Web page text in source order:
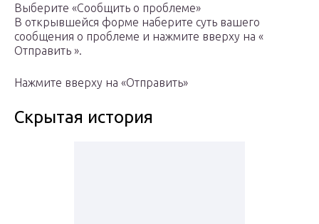
Выберите «Сообщить о проблеме»
В открывшейся форме наберите суть вашего
сообщения о проблеме и нажмите вверху на «
Отправить ».
Нажмите вверху на «Отправить»
Скрытая история